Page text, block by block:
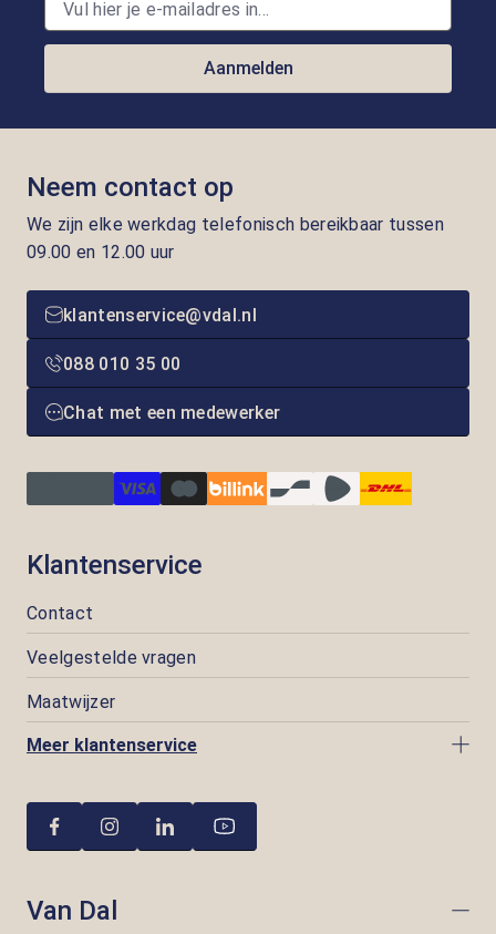
Aanmelden
Neem contact op
We zijn elke werkdag telefonisch bereikbaar tussen
09.00 en 12.00 uur
klantenservice@vdal.nl
088 010 35 00
Chat met een medewerker
Klantenservice
Contact
Veelgestelde vragen
Maatwijzer
Meer klantenservice
Van Dal